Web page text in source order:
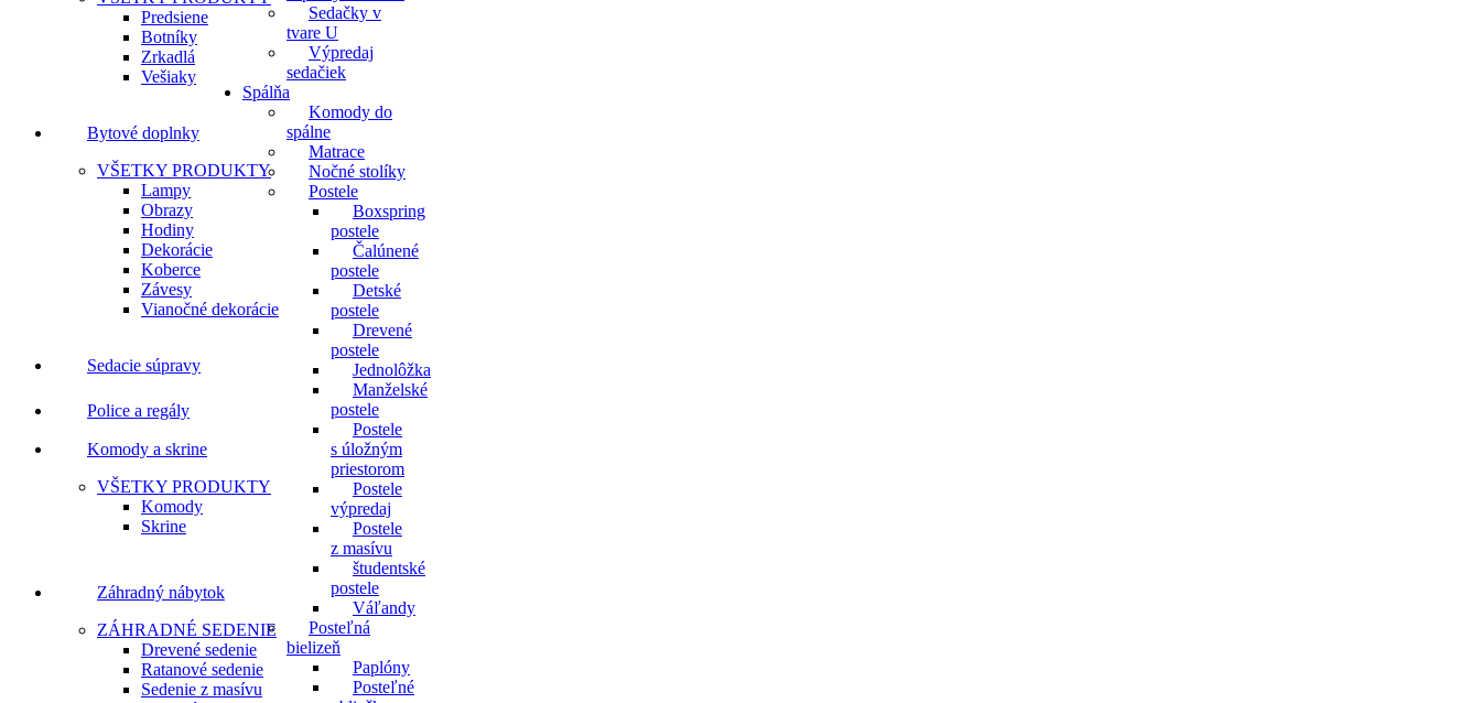
Sedačky v
tvare U
Výpredaj
sedačiek
Spálňa
Komody do
spálne
Matrace
Nočné stolíky
Postele
Boxspring
postele
Čalúnené
postele
Detské
postele
Drevené
postele
Jednolôžka
Manželské
postele
Postele
s úložným
priestorom
Postele
výpredaj
Postele
z masívu
študentské
postele
Váľandy
Posteľná
bielizeň
Paplóny
Posteľné
Predsiene
Botníky
Zrkadlá
Vešiaky
Bytové doplnky
VŠETKY PRODUKTY
Lampy
Obrazy
Hodiny
Dekorácie
Koberce
Závesy
Vianočné dekorácie
Sedacie súpravy
Police a regály
Komody a skrine
VŠETKY PRODUKTY
Komody
Skrine
Záhradný nábytok
ZÁHRADNÉ SEDENIE
Drevené sedenie
Ratanové sedenie
Sedenie z masívu